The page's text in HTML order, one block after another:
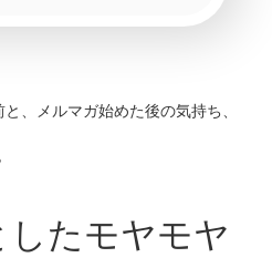
、メルマガ始めた後の気持ち、
したモヤモヤ